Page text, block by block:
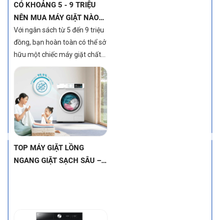
lồng ngang Inverter với hiệu
suất và tính năng đáng giá.
Hãy cùng khám phá những lựa
chọn tốt nhất trong tầm giá
này để tìm ra chiếc máy giặt
phù hợp nhất cho gia đình bạn
TOP MÁY GIẶT LỒNG
NGANG GIẶT SẠCH SÂU –
ĐÁNH BAY VẾT BẨN CỨNG
ĐẦU NHỜ CÔNG NGHỆ
HIỆN ĐẠI
TOP MÁY GIẶT LỒNG
GIẶT INVERTER LỒNG